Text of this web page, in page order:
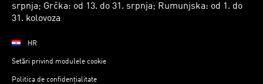
srpnja; Grčka: od 13. do 31. srpnja; Rumunjska: od 1. do
31. kolovoza
HR
Setări privind modulele cookie
Politica de confidențialitate